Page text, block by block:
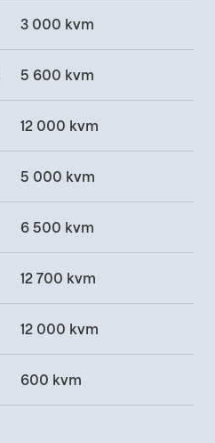
3 000 kvm
5 600 kvm
12 000 kvm
5 000 kvm
6 500 kvm
12 700 kvm
12 000 kvm
600 kvm